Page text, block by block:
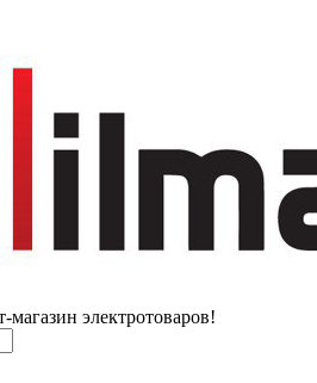
электротоваров!